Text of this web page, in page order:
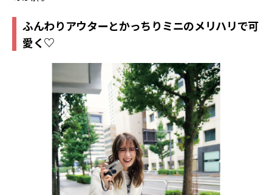
ふんわりアウターとかっちりミニのメリハリで可
愛く♡